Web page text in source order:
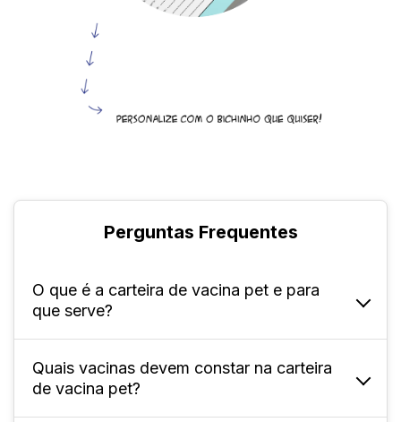
Perguntas Frequentes
O que é a carteira de vacina pet e para
que serve?
Ela é um documento do bichinho de
estimação, que serve como forma de
Quais vacinas devem constar na carteira
de vacina pet?